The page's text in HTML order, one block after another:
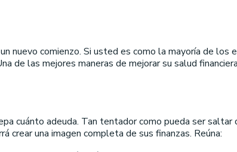
nuevo comienzo. Si usted es como la mayoría de
de las mejores maneras de mejorar su salud
cuánto adeuda. Tan tentador como pueda ser
crear una imagen completa de sus finanzas. Reúna: